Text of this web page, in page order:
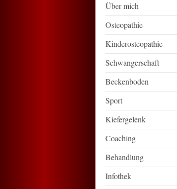
Über mich
Osteopathie
Kinderosteopathie
Schwangerschaft
Beckenboden
Sport
Kiefergelenk
Coaching
Behandlung
Infothek